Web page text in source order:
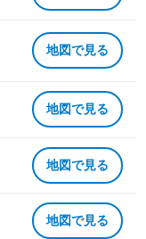
地図で見る
地図で見る
地図で見る
地図で見る